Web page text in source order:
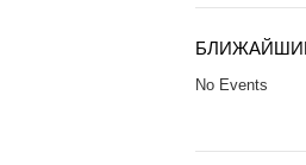
No Events